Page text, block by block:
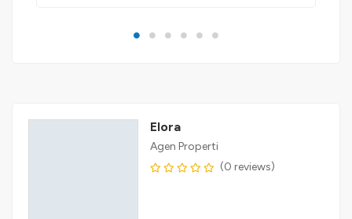
Elora
Agen Properti
(0 reviews)